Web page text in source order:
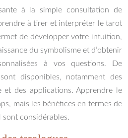
à la simple consultation de
à tirer et interpréter le tarot
de développer votre intuition,
du symbolisme et d’obtenir
à vos questions. De
disponibles, notamment des
et des applications. Apprendre le
mais les bénéfices en termes de
sont considérables.